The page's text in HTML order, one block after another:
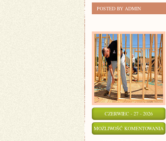
POSTED BY ADMIN
CZERWIEC - 27 - 2026
MOŻLIWOŚĆ KOMENTOWANIA